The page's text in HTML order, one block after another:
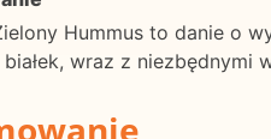
Hummus to danie o
wraz z niezbędnymi